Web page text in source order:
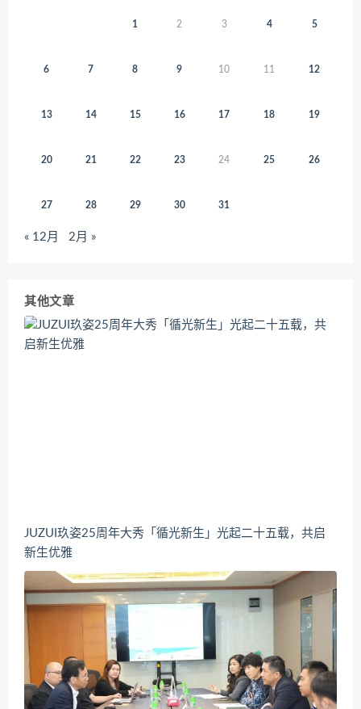
1 2 3 4 5
6 7 8 9 10 11 12
13 14 15 16 17 18 19
20 21 22 23 24 25 26
27 28 29 30 31
« 12月 2月 »
其他文章
JUZUI玖姿25周年大秀「循光新生」光起二十五载，共启
新生优雅